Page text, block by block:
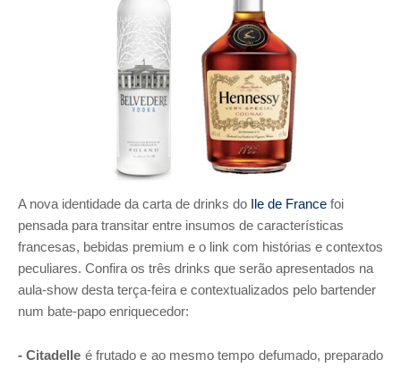
A nova identidade da carta de drinks do Ile de France foi
pensada para transitar entre insumos de características
francesas, bebidas premium e o link com histórias e contextos
peculiares. Confira os três drinks que serão apresentados na
aula-show desta terça-feira e contextualizados pelo bartender
num bate-papo enriquecedor:
- Citadelle é frutado e ao mesmo tempo defumado, preparado